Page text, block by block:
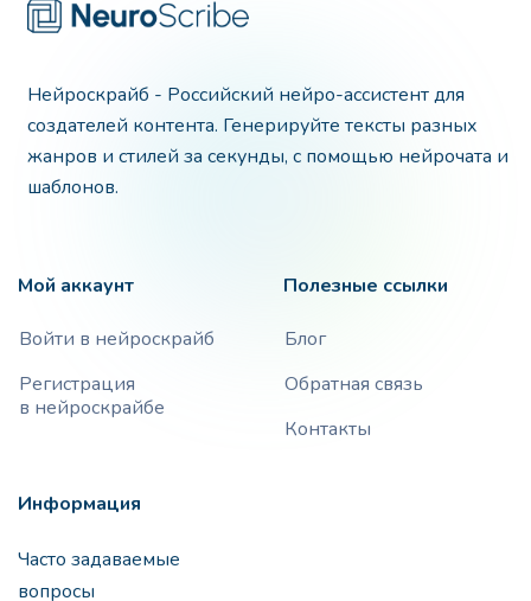
Нейроскрайб - Российский нейро-ассистент для
создателей контента. Генерируйте тексты разных
жанров и стилей за секунды, с помощью нейрочата и
шаблонов.
Мой аккаунт
Войти в нейроскрайб
Регистрация
в нейроскрайбе
Полезные ссылки
Блог
Обратная связь
Контакты
Информация
Часто задаваемые
вопросы